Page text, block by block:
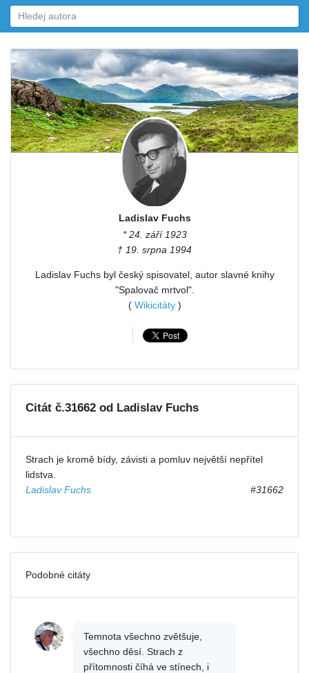
Ladislav Fuchs
* 24. září 1923
† 19. srpna 1994
Ladislav Fuchs byl český spisovatel, autor slavné knihy
"Spalovač mrtvol".
( Wikicitáty)
Citát č.31662 od Ladislav Fuchs
Strach je kromě bídy, závisti a pomluv největší nepřítel
lidstva.
Ladislav Fuchs
#31662
Podobné citáty
Temnota všechno zvětšuje,
všechno děsí. Strach z
přítomnosti číhá ve stínech, i